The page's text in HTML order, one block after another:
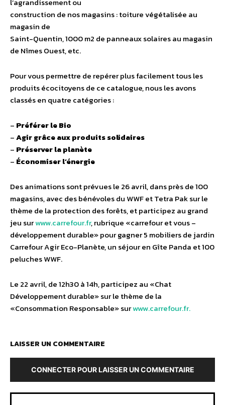
l’agrandissement ou
construction de nos magasins : toiture végétalisée au
magasin de
Saint-Quentin, 1000 m2 de panneaux solaires au magasin
de Nîmes Ouest, etc.
Pour vous permettre de repérer plus facilement tous les
produits écocitoyens de ce catalogue, nous les avons
classés en quatre catégories :
– Préférer le Bio
–Agir grâce aux produits solidaires
– Préserver la planète
– Économiser l’énergie
Des animations sont prévues le 26 avril, dans près de 100
magasins, avec des bénévoles du WWF et Tetra Pak sur le
thème de la protection des forêts, et participez au grand
jeu surwww.carrefour.fr, rubrique «carrefour et vous –
développement durable» pour gagner 5 mobiliers de jardin
Carrefour Agir Eco-Planète, un séjour en Gîte Panda et 100
peluches WWF.
Le 22 avril, de 12h30 à 14h, participez au «Chat
Développement durable» sur le thème de la
«Consommation Responsable» surwww.carrefour.fr.
LAISSER UN COMMENTAIRE
CONNECTER POUR LAISSER UN COMMENTAIRE